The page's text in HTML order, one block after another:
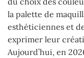
la palette de
esthéticiennes et
exprimer leur
Aujourd’hui, en